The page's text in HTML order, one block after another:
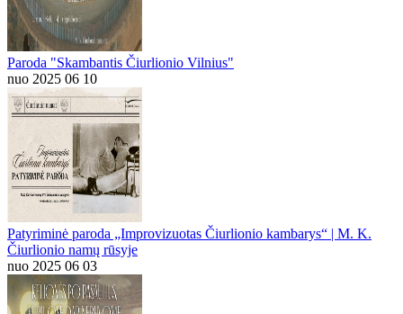
Paroda "Skambantis Čiurlionio Vilnius"
nuo 2025 06 10
Patyriminė paroda „Improvizuotas Čiurlionio kambarys“ | M. K.
Čiurlionio namų rūsyje
nuo 2025 06 03